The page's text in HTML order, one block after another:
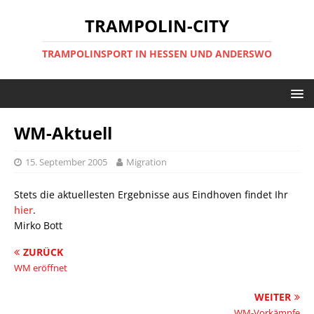
TRAMPOLIN-CITY
TRAMPOLINSPORT IN HESSEN UND ANDERSWO
WM-Aktuell
15. September 2005 Migration
Stets die aktuellesten Ergebnisse aus Eindhoven findet Ihr
hier.
Mirko Bott
ZURÜCK
WM eröffnet
WEITER